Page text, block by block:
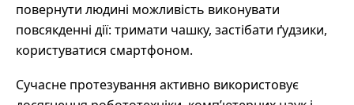
повернути людині можливість виконувати
повсякденні дії: тримати чашку, застібати ґудзики,
користуватися смартфоном.
Сучасне протезування активно використовує